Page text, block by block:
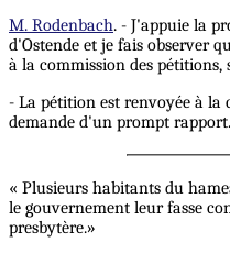
M. Rodenbach. - J'appuie la
d'Ostende et je fais observer
à la commission des
- La pétition est renvoyée à la
demande d'un prompt rapport.
« Plusieurs habitants du
le gouvernement leur fasse
presbytère.»